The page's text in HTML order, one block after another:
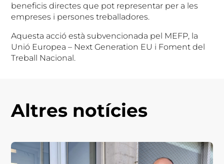
beneficis directes que pot representar per a les
empreses i persones treballadores.
Aquesta acció està subvencionada pel MEFP, la
Unió Europea – Next Generation EU i Foment del
Treball Nacional.
Altres notícies